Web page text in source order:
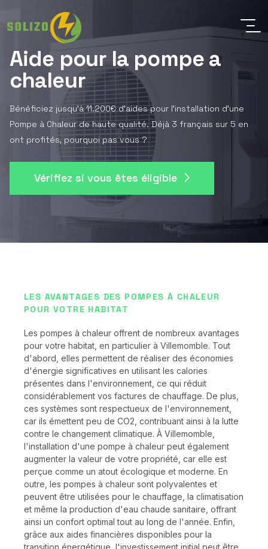
Aide pour la pompe a
chaleur
Bénéficiez jusqu'à 11.200€ d'aides pour l'installation d'une
Pompe à Chaleur de haute qualité. Déjà 3 français sur 5 en
ont profités, pourquoi pas vous ?
Vérifiez si vous êtes éligible
LES AVANTAGES DES POMPES À CHALEUR
POUR VOTRE HABITAT
Les pompes à chaleur offrent de nombreux avantages
pour votre habitat, en particulier à Villemomble. Tout
d'abord, elles permettent de réaliser des économies
d'énergie significatives en utilisant les calories
présentes dans l'environnement, ce qui réduit
considérablement vos factures de chauffage. De plus,
ces systèmes sont respectueux de l'environnement,
car ils émettent peu de CO2, contribuant ainsi à la lutte
contre le changement climatique. À Villemomble,
l'installation d'une pompe à chaleur peut également
augmenter la valeur de votre propriété, car elle est
perçue comme un atout écologique et moderne. En
outre, les pompes à chaleur sont polyvalentes et
peuvent être utilisées pour le chauffage, la climatisation
et même la production d'eau chaude sanitaire, offrant
ainsi un confort optimal tout au long de l'année. Enfin,
grâce aux aides financières disponibles pour la
transition énergétique, l'investissement initial peut être